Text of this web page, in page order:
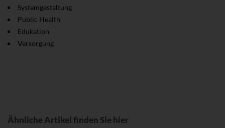
Systemgestaltung
Public Health
Edukation
Versorgung
Ähnliche Artikel finden Sie hier